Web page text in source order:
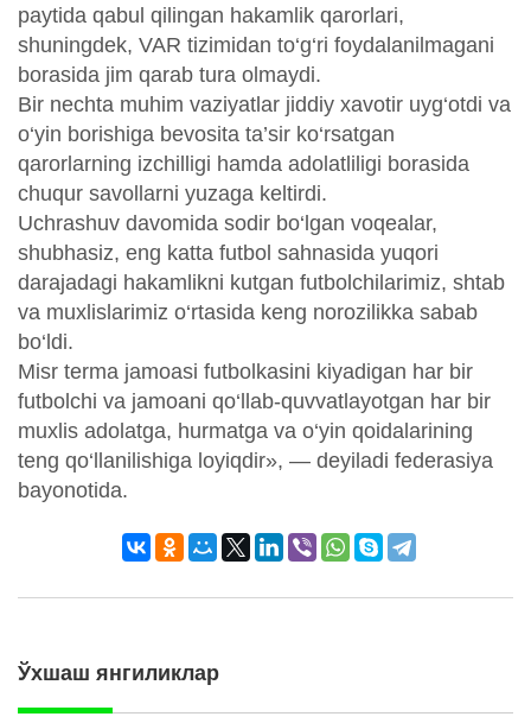
paytida qabul qilingan hakamlik qarorlari,
shuningdek, VAR tizimidan to‘g‘ri foydalanilmagani
borasida jim qarab tura olmaydi.
Bir nechta muhim vaziyatlar jiddiy xavotir uyg‘otdi va
o‘yin borishiga bevosita ta’sir ko‘rsatgan
qarorlarning izchilligi hamda adolatliligi borasida
chuqur savollarni yuzaga keltirdi.
Uchrashuv davomida sodir bo‘lgan voqealar,
shubhasiz, eng katta futbol sahnasida yuqori
darajadagi hakamlikni kutgan futbolchilarimiz, shtab
va muxlislarimiz o‘rtasida keng norozilikka sabab
bo‘ldi.
Misr terma jamoasi futbolkasini kiyadigan har bir
futbolchi va jamoani qo‘llab-quvvatlayotgan har bir
muxlis adolatga, hurmatga va o‘yin qoidalarining
teng qo‘llanilishiga loyiqdir», — deyiladi federasiya
bayonotida.
Ўхшаш янгиликлар